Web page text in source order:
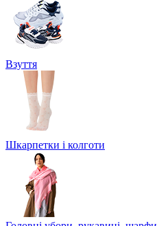
Взуття
Шкарпетки і колготи